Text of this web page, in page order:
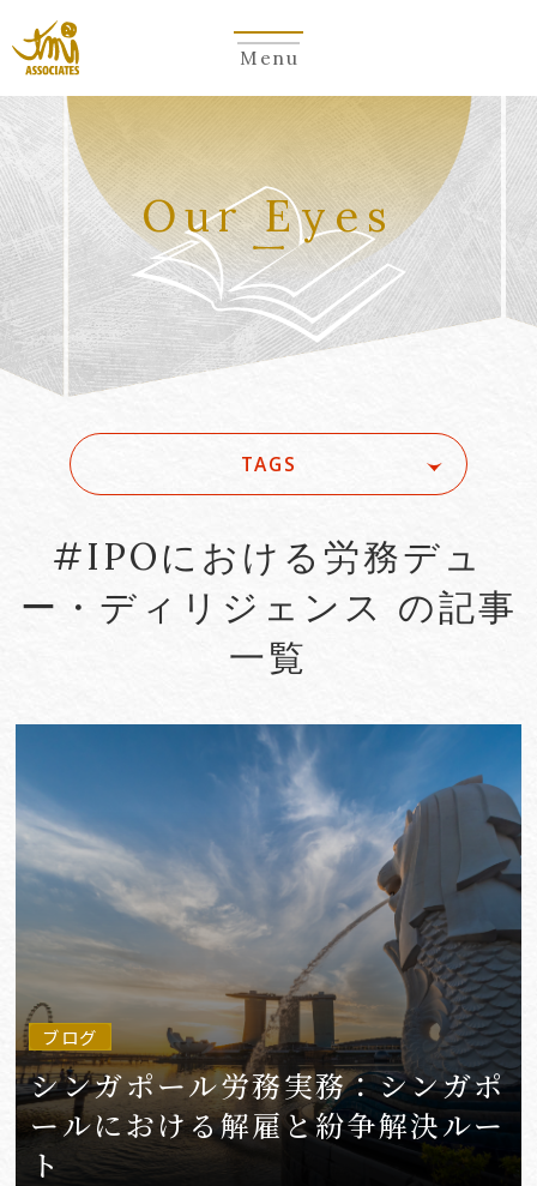
Menu
Our Eyes
TAGS
#Account seizure
#ACRA
#aerospace
#AFCP
#AI
#AI Governance
#AI/IoT
VIEW MORE
#IPOにおける労務デュ
ー・ディリジェンス の記事
一覧
ブログ
シンガポール労務実務：シンガポ
ールにおける解雇と紛争解決ルー
ト